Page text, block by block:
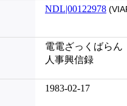
NDL|00122978
電電ざっくばらん
人事興信録
1983-02-17